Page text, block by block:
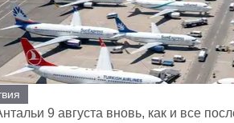
9 августа вновь, как и все